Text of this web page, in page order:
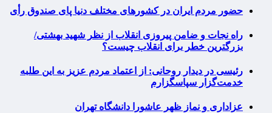
حضور مردم ایران در کشورهای مختلف دنیا پای صندوق رأی
راه نجات و ضامن پیروزی انقلاب از نظر شهید بهشتی/
بزرگترین خطر برای انقلاب چیست؟
رئیسی در دیدار روحانی: از اعتماد مردم عزیز به این طلبه
خدمت‌گزار سپاسگزارم
عزاداری و نماز ظهر عاشورا دانشگاه تهران